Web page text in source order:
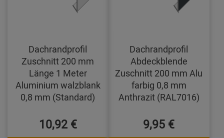
Dachrandprofil
Zuschnitt 200 mm
Länge 1 Meter
Aluminium walzblank
0,8 mm (Standard)
10,92 €
Dachrandprofil
Abdeckblende
Zuschnitt 200 mm Alu
farbig 0,8 mm
Anthrazit (RAL7016)
9,95 €